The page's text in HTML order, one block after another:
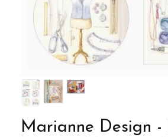
Marianne Design -